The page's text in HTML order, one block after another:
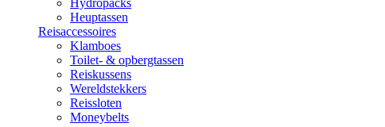
Heuptassen
Reisaccessoires
Klamboes
Toilet- & opbergtassen
Reiskussens
Wereldstekkers
Reissloten
Moneybelts